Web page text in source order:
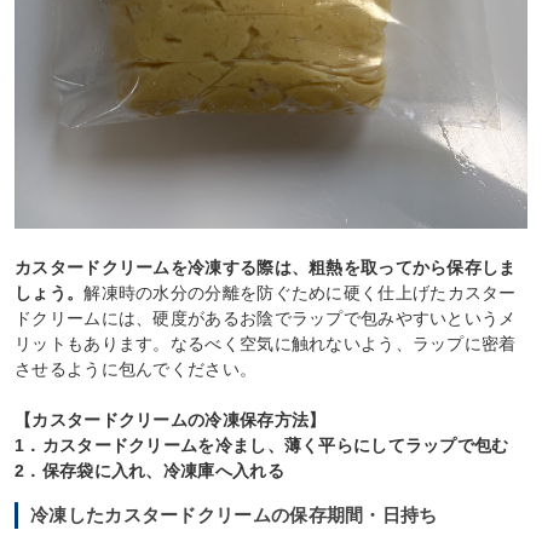
カスタードクリームを冷凍する際は、粗熱を取ってから保存しま
しょう。解凍時の水分の分離を防ぐために硬く仕上げたカスター
ドクリームには、硬度があるお陰でラップで包みやすいというメ
リットもあります。なるべく空気に触れないよう、ラップに密着
させるように包んでください。
【カスタードクリームの冷凍保存方法】
1．カスタードクリームを冷まし、薄く平らにしてラップで包む
2．保存袋に入れ、冷凍庫へ入れる
冷凍したカスタードクリームの保存期間・日持ち